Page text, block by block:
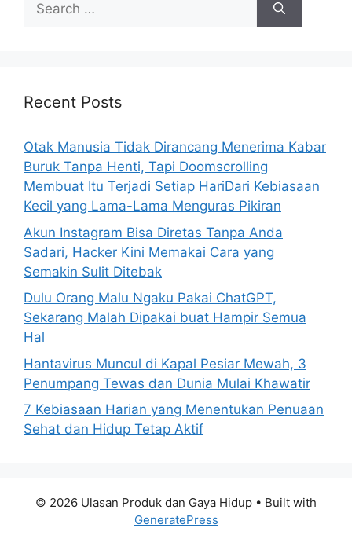
h
r
:
Recent Posts
Otak Manusia Tidak Dirancang Menerima Kabar
Buruk Tanpa Henti, Tapi Doomscrolling
Membuat Itu Terjadi Setiap HariDari Kebiasaan
Kecil yang Lama-Lama Menguras Pikiran
Akun Instagram Bisa Diretas Tanpa Anda
Sadari, Hacker Kini Memakai Cara yang
Semakin Sulit Ditebak
Dulu Orang Malu Ngaku Pakai ChatGPT,
Sekarang Malah Dipakai buat Hampir Semua
Hal
Hantavirus Muncul di Kapal Pesiar Mewah, 3
Penumpang Tewas dan Dunia Mulai Khawatir
7 Kebiasaan Harian yang Menentukan Penuaan
Sehat dan Hidup Tetap Aktif
© 2026 Ulasan Produk dan Gaya Hidup • Built with
GeneratePress